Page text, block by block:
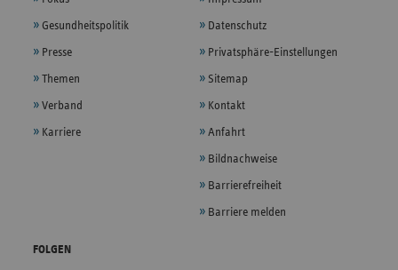
Gesundheitspolitik
Presse
Themen
Verband
Karriere
Datenschutz
Privatsphäre-Einstellungen
Sitemap
Kontakt
Anfahrt
Bildnachweise
Barrierefreiheit
Barriere melden
FOLGEN